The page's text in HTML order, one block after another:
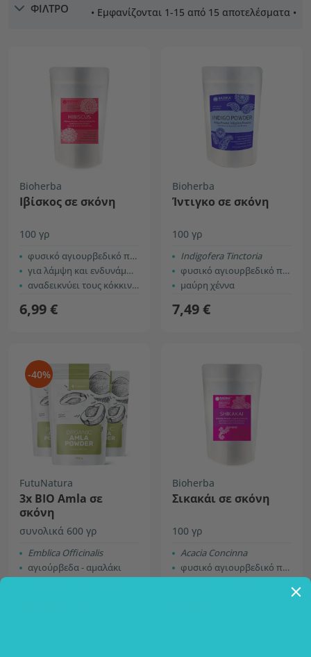
ΦΙΛΤΡΟ • Εμφανίζονται 1-15 από 15 αποτελέσματα •
Bioherba
Ιβίσκος σε σκόνη
100 γρ
φυσικό αγιουρβεδικό προϊόν
για λάμψη και ενδυνάμωση των μαλλιών
αναδεικνύει τους κόκκινους τόνους
6,99 €
Bioherba
Ίντιγκο σε σκόνη
100 γρ
Indigofera Tinctoria
φυσικό αγιουρβεδικό προϊόν
μαύρη χέννα
7,49 €
-40%
FutuNatura
3x ΒΙΟ Amla σε
σκόνη
συνολικά 600 γρ
Εmblica Officinalis
αγιούρβεδα - αμαλάκι
Bioherba
Σικακάι σε σκόνη
100 γρ
Acacia Concinna
φυσικό αγιουρβεδικό προϊόν